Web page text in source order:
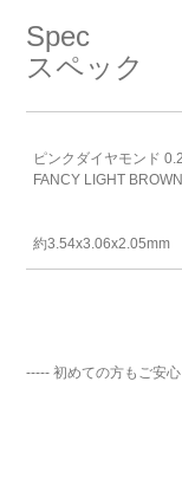
Spec
スペック
ピンクダイヤモンド
FANCY LIGHT
約3.54x3.06x2.05mm
----- 初めての方もご安